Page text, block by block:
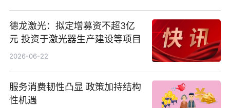
德龙激光：拟定增募资不超3亿
元 投资于激光器生产建设等项目
2026-06-22
服务消费韧性凸显 政策加持结构
性机遇